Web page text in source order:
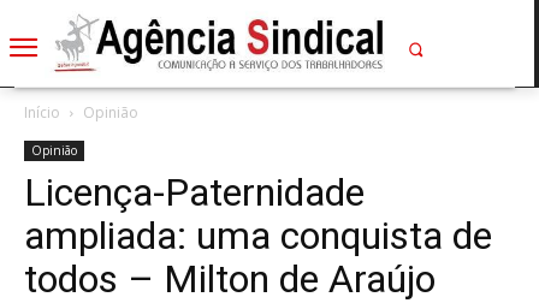
Início Opinião
Opinião
Licença-Paternidade
ampliada: uma conquista de
todos – Milton de Araújo